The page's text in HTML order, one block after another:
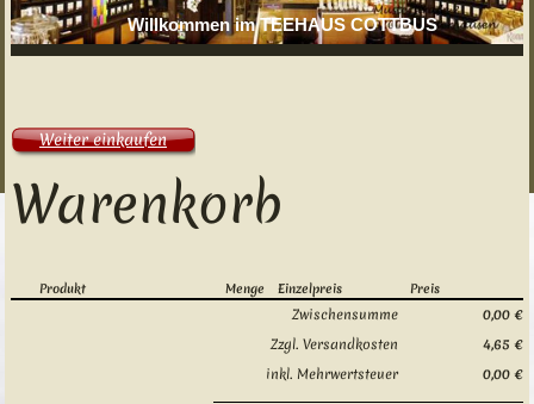
Willkommen im TEEHAUS COTTBUS
Weiter einkaufen
Warenkorb
Produkt Menge Einzelpreis Preis
Zwischensumme
0,00 €
Zzgl. Versandkosten
4,65 €
inkl. Mehrwertsteuer
0,00 €